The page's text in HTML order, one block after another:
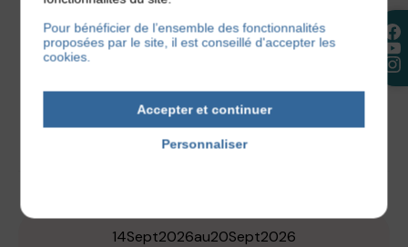
Je m’inscris !
AUTRES ÉVÉNEMENTS
14Sept2026au20Sept2026
Pour bénéficier de l’ensemble des fonctionnalités
proposées par le site, il est conseillé d'accepter les
cookies.
Accepter et continuer
Personnaliser